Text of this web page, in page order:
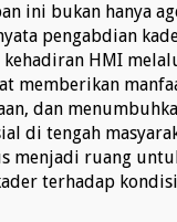
ini bukan hanya
pengabdian
HMI
memberikan
dan
di tengah
menjadi ruang
terhadap